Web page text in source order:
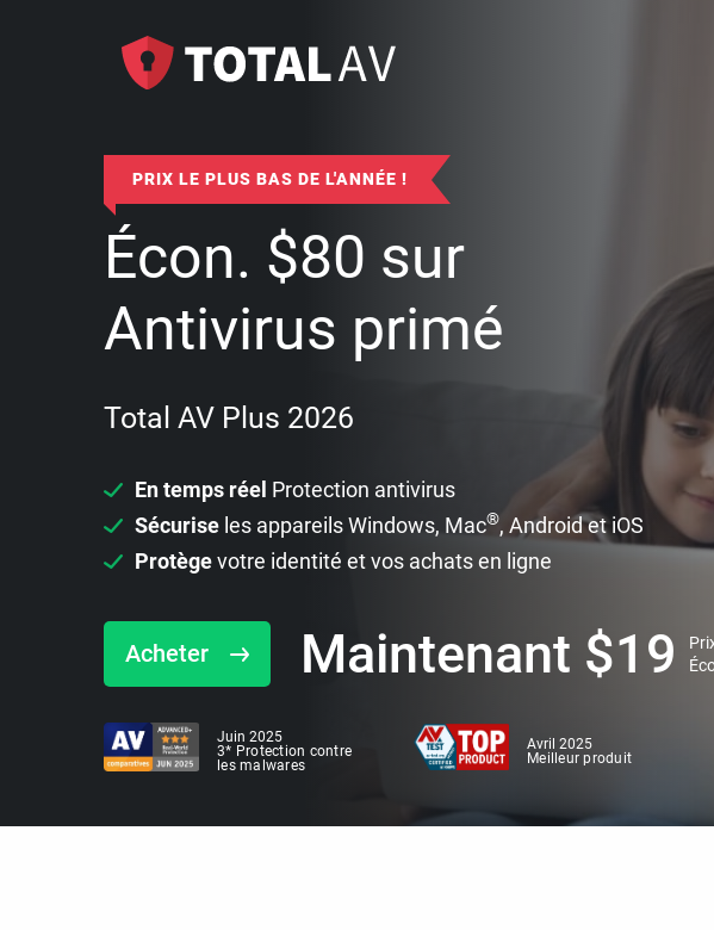
PRIX LE PLUS BAS DE L'ANNÉE !
Écon. $80 sur
Antivirus primé
Total AV Plus 2026
En temps réel Protection antivirus
Sécurise les appareils Windows, Mac®, Android et iOS
Protègevotre identité et vos achats en ligne
Acheter Maintenant $19
Juin 2025
3* Protection contre
les malwares
Avril 2025
Meilleur produit